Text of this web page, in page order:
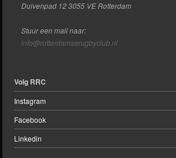
Duivenpad 12 3055 VE Rotterdam
Stuur een mail naar:
info@rotterdamserugbyclub.nl
Volg RRC
Instagram
Facebook
Linkedin